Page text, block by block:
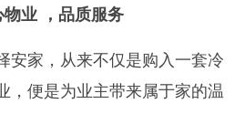
物业 ，品质服务
安家，从来不仅是购入一套冷
，便是为业主带来属于家的温